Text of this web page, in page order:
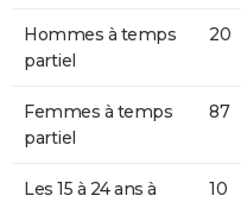
Hommes à temps
partiel
20
Femmes à temps
partiel
87
Les 15 à 24 ans à
10